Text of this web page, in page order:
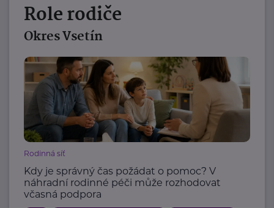
Role rodiče
Okres Vsetín
Rodinná síť
Kdy je správný čas požádat o pomoc? V
náhradní rodinné péči může rozhodovat
včasná podpora